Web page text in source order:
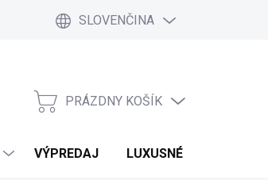
Blog Ako nakupovať
SLOVENČINA
NÁKUPNÝ
PRÁZDNY KOŠÍK
VÝPREDAJ LUXUSNÉ MOBILNÉ